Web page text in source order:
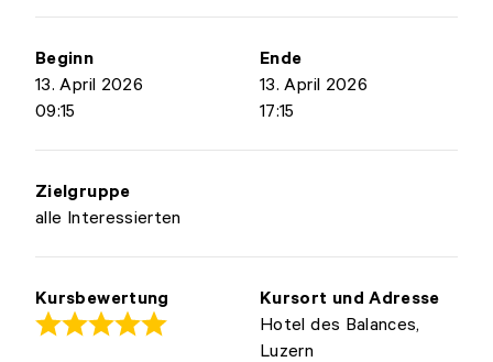
Beginn
13. April 2026
09:15
Ende
13. April 2026
17:15
Zielgruppe
alle Interessierten
Kursbewertung
Kursort und Adresse
Hotel des Balances,
Luzern